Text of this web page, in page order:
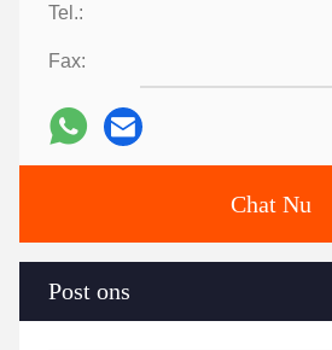
Tel.:
Fax:
Chat Nu
Post ons